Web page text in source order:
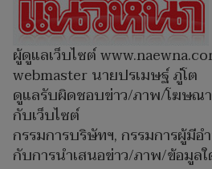
ผู้ดูแลเว็บไซต์
webmaster นายปรเมษฐ์ ภู่โต
ดูแลรับผิดชอบข่าว/ภาพ/โฆษณ
กับเว็บไซต์
กรรมการบริษัทฯ, กรรมการผู้มีอ
กับการนำเสนอข่าว/ภาพ/ข้อมูล